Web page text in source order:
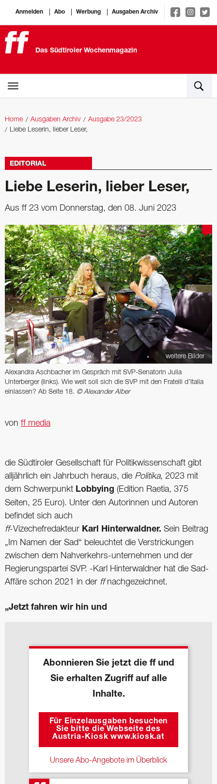
Anmelden Abo Werbung Ausgaben Archiv
Das Südtiroler Wochenmagazin
Home Ausgaben Archiv
Ausgabe 23/2023
Liebe Leserin, lieber Leser,
EDITORIAL
Liebe Leserin, lieber Leser,
Aus ff 23 vom Donnerstag, den 08. Juni 2023
weitere Bilder
Alexandra Aschbacher im Gespräch mit SVP-­Senatorin Julia
Unterberger (links). Wie weit soll sich die SVP mit den Fratelli d’Italia
ein­lassen? Ab Seite 18. © Alexander Alber
von ff media
die Südtiroler Gesellschaft für Politikwissenschaft gibt
alljährlich ein Jahrbuch heraus, die Politika, 2023 mit
dem Schwerpunkt Lobbying (Edition Raetia, 375
Seiten, 25 Euro). Unter den Autorinnen und Autoren
befindet sich auch
ff-Vizechefredakteur Karl Hinterwaldner. Sein Beitrag
„Im Namen der Sad“ beleuchtet die Verstrickungen
zwischen dem Nahverkehrs-unternehmen und der
Regierungspartei SVP. -Karl Hinterwaldner hat die Sad-
Affäre schon 2021 in der ffnachgezeichnet.
„Jetzt fahren wir hin und
Abonnieren Sie jetzt die ff und
Sie erhalten Zugriff auf alle
Inhalte.
Für Einzelausgaben besuchen
Sie bitte die Webseite des
Austria-Kiosk www.kiosk.at
Unsere Abo-Angebote im Überblick